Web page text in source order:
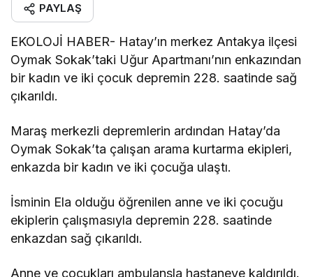
PAYLAŞ
EKOLOJİ HABER- Hatay’ın merkez Antakya ilçesi
Oymak Sokak’taki Uğur Apartmanı’nın enkazından
bir kadın ve iki çocuk depremin 228. saatinde sağ
çıkarıldı.
Maraş merkezli depremlerin ardından Hatay’da
Oymak Sokak’ta çalışan arama kurtarma ekipleri,
enkazda bir kadın ve iki çocuğa ulaştı.
İsminin Ela olduğu öğrenilen anne ve iki çocuğu
ekiplerin çalışmasıyla depremin 228. saatinde
enkazdan sağ çıkarıldı.
Anne ve çocukları ambulansla hastaneye kaldırıldı.